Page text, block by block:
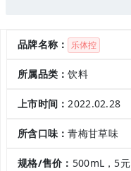
品牌名称： 乐体控
所属品类：饮料
上市时间：2022.02.28
所含口味：青梅甘草味
规格/售价： 500mL，5元